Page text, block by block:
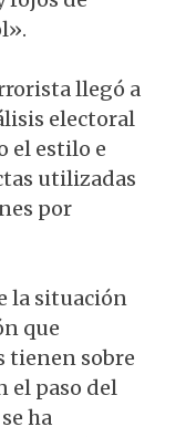
llegó a
electoral
el estilo e
utilizadas
por
la situación
que
tienen sobre
el paso del
ha